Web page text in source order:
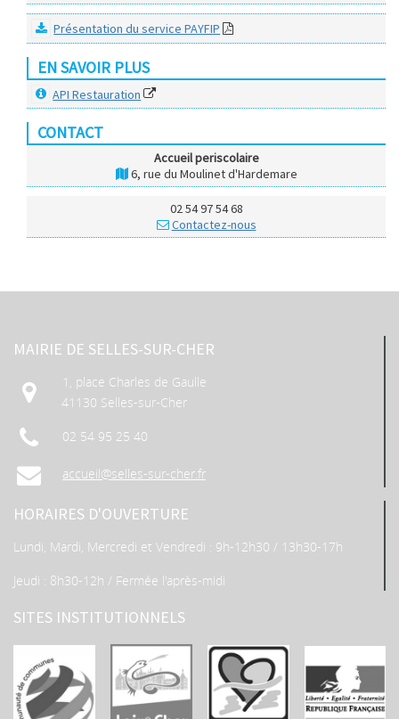
Présentation du service PAYFIP
EN SAVOIR PLUS
API Restauration
CONTACT
Accueil periscolaire
6, rue du Moulinet d'Hardemare
02 54 97 54 68
Contactez-nous
MAIRIE DE SELLES-SUR-CHER
1, place Charles de Gaulle
41130 Selles-sur-Cher
02 54 95 25 40
accueil@selles-sur-cher.fr
HORAIRES D'OUVERTURE
Lundi, Mardi, Mercredi et Vendredi : 9h-12h30 / 13h30-17h
Jeudi : 8h30-12h / Fermée l'après-midi
SITES INSTITUTIONNELS